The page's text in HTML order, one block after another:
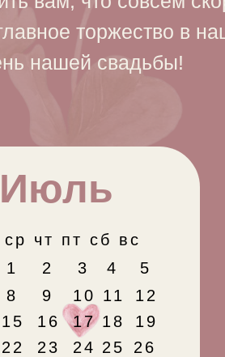
3
23 24 25
26
22
16 17 18
19
15
2 4
5
8 9 10 11 12
1
чт пт сб вс
Июль
торжество в
нашей свадьбы!